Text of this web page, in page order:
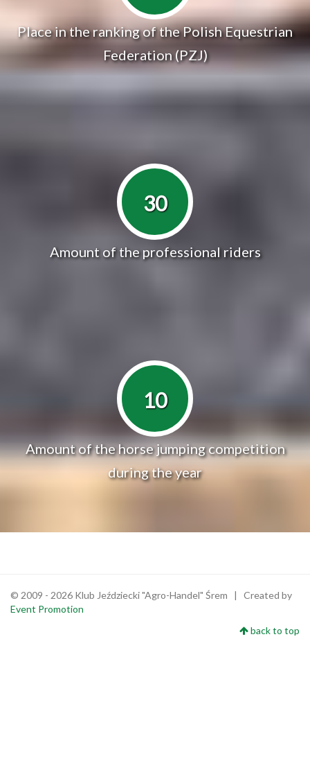
Place in the ranking of the Polish Equestrian
Federation (PZJ)
30
Amount of the professional riders
10
Amount of the horse jumping competition
during the year
© 2009 - 2026 Klub Jeździecki "Agro-Handel" Śrem | Created by
Event Promotion
back to top